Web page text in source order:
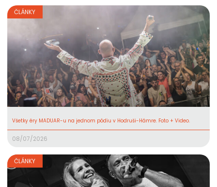
ČLÁNKY
Všetky éry MADUAR-u na jednom pódiu v Hodruši-Hámre. Foto + Video.
08/07/2026
ČLÁNKY